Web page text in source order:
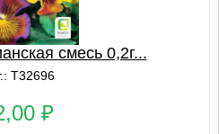
смесь 0,2г...
Т32696
₽